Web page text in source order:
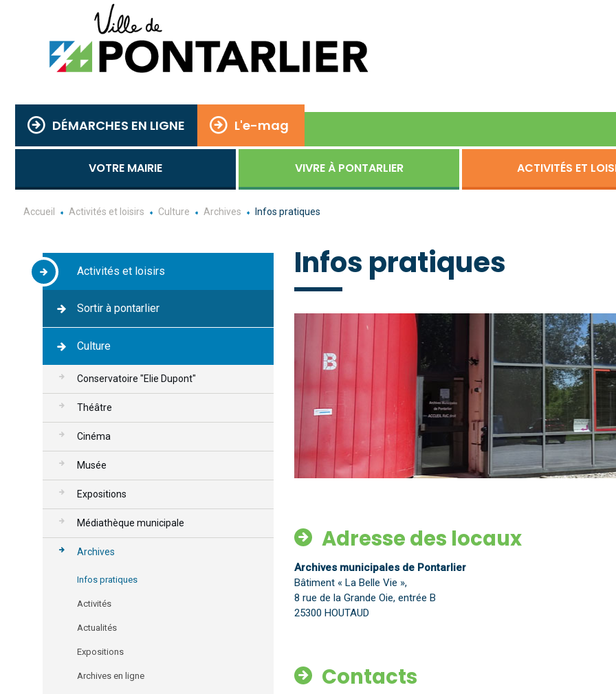
DÉMARCHES EN LIGNE L'e-mag
VOTRE MAIRIE VIVRE À PONTARLIER ACTIVITÉS ET
Accueil Activités et loisirs Culture Archives Infos pratiques
Activités et loisirs
Sortir à pontarlier
Culture
Conservatoire "Elie Dupont"
Théâtre
Cinéma
Musée
Expositions
Médiathèque municipale
Archives
Infos pratiques
Activités
Actualités
Expositions
Archives en ligne
Infos pratiques
Adresse des
Archives municipales de Pontarlier
Bâtiment « La Belle Vie »,
8 rue de la Grande Oie, entrée B
25300 HOUTAUD
Contacts